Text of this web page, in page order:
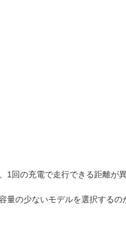
回の充電で走行できる距離が
の少ないモデルを選択するの